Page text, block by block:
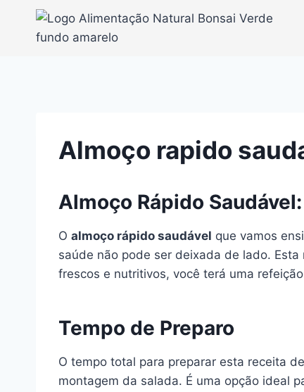
Almoço rapido
Almoço Rápido
O almoço rápido saudável que vamos
saúde não pode ser deixada de lado.
frescos e nutritivos, você terá uma
Tempo de Preparo
O tempo total para preparar esta receita de
montagem da salada. É uma opção ideal